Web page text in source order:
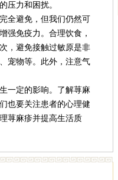
压力和困扰。
全避免，但我们仍然可
强免疫力。合理饮食，
，避免接触过敏原是非
宠物等。此外，注意气
一定的影响。了解荨麻
也要关注患者的心理健
荨麻疹并提高生活质